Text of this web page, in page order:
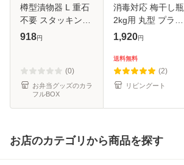
樽型漬物器 L 重石
不要 スタッキング
（ 漬け物容器 つけ
樽型 プラスチック
漬け物
918円
(0)
お弁当グッズのカラ
フルBOX
消毒対応 梅干し瓶
2kg用 丸型 プラス
チック製 （ 梅干し
漬け物容器 手作り
保存容器 梅干し 漬
物
1,920円
送料無料
(2)
リビングート
お店のカテゴリから商品を探す